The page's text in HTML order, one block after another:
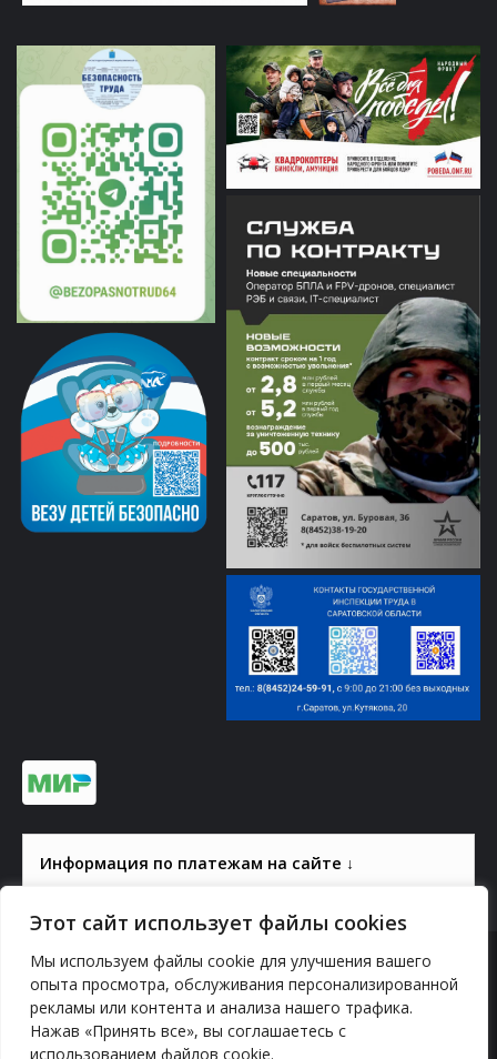
Этот сайт использует файлы cookies
Мы используем файлы cookie для улучшения вашего
опыта просмотра, обслуживания персонализированной
рекламы или контента и анализа нашего трафика.
Нажав «Принять все», вы соглашаетесь с
использованием файлов cookie.
Информация по платежам на сайте ↓
© 2000-2026, ГАУК СОМ КВЦ
Политика конфиденциальности